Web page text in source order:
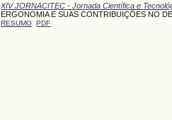
XIV JORNACITEC - Jornada Científica e
ERGONOMIA E SUAS CONTRIBUIÇÕES NO
RESUMO PDF